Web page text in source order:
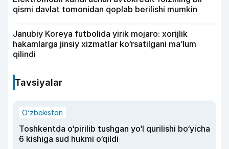
qismi davlat tomonidan qoplab berilishi mumkin
Janubiy Koreya futbolida yirik mojaro: xorijlik
hakamlarga jinsiy xizmatlar ko‘rsatilgani ma’lum
qilindi
Tavsiyalar
O‘zbekiston
Toshkentda o‘pirilib tushgan yo‘l qurilishi bo‘yicha
6 kishiga sud hukmi o‘qildi